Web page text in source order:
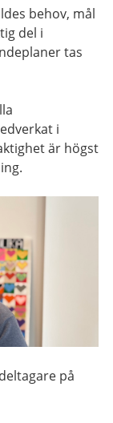
behov, mål
del i
tas
i
är högst
på